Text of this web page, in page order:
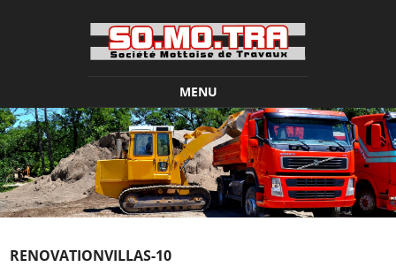
MENU
Skip to content
RENOVATIONVILLAS-10